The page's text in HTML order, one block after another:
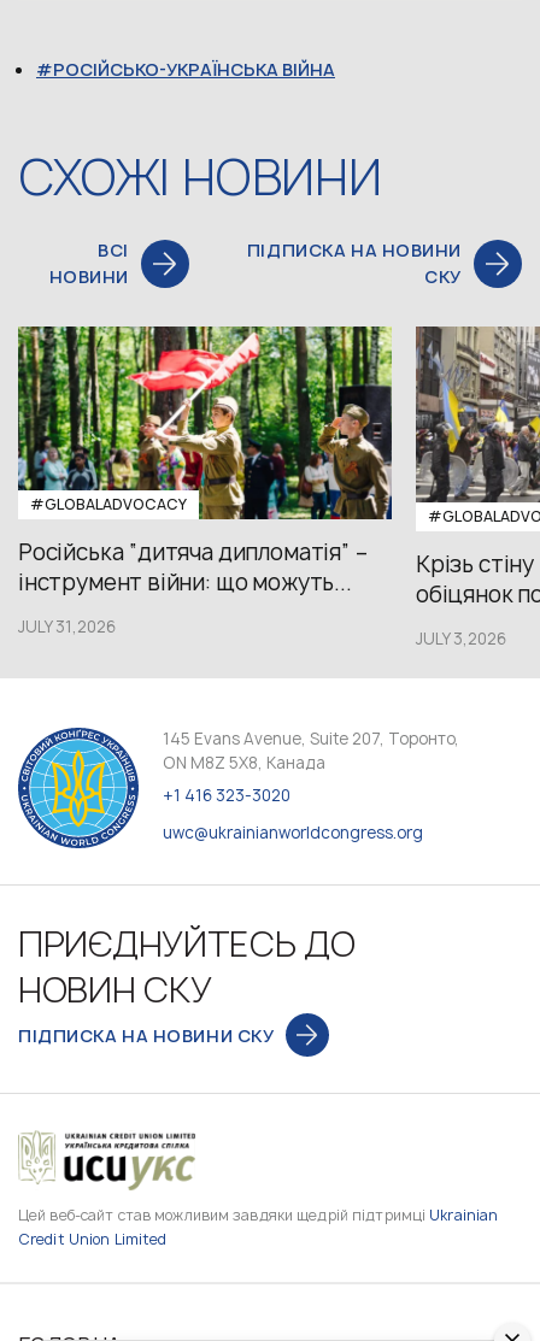
РОСІЙСЬКО-УКРАЇНСЬКА ВІЙНА
СХОЖІ НОВИНИ
ВСІ
НОВИНИ
ПІДПИСКА НА НОВИНИ
СКУ
#GLOBALADVOCACY
Російська “дитяча дипломатія” –
інструмент війни: що можуть...
JULY 31,2026
Крізь
обіцянок
JULY 3,2026
145 Evans Avenue, Suite 207, Торонто,
ON M8Z 5X8, Канада
+1 416 323-3020
uwc@ukrainianworldcongress.org
ПРИЄДНУЙТЕСЬ ДО
НОВИН СКУ
ПІДПИСКА НА НОВИНИ СКУ
Цей веб-сайт став можливим завдяки щедрій підтримці Ukrainian
Credit Union Limited